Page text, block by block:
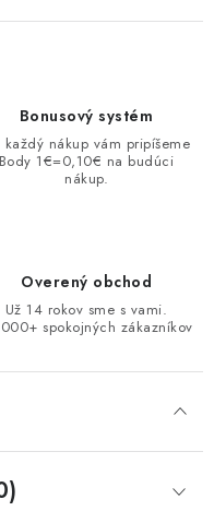
Bonusový systém
každý nákup vám pripíšeme
Body 1€=0,10€ na budúci
nákup.
Overený obchod
Už 14 rokov sme s vami.
spokojných zákazníkov